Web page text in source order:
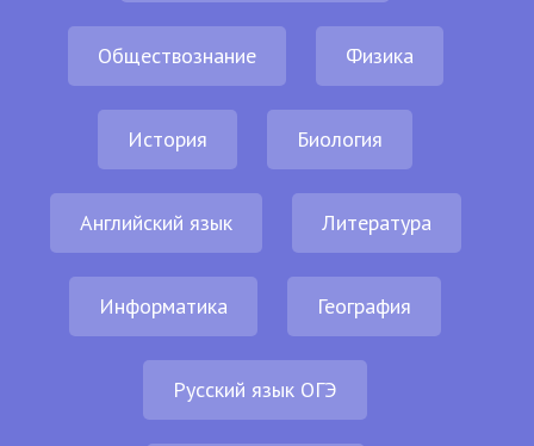
Обществознание Физика
История Биология
Английский язык Литература
Информатика География
Русский язык ОГЭ